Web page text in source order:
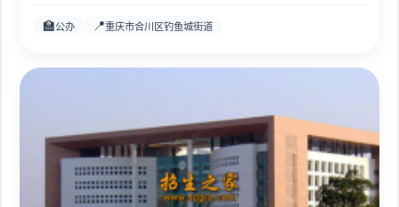
🏫公办 📍重庆市合川区钓鱼城街道